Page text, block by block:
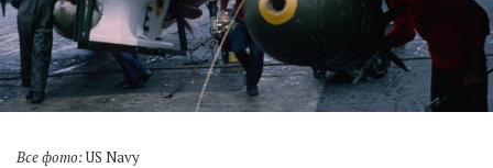
Все фото:US Navy